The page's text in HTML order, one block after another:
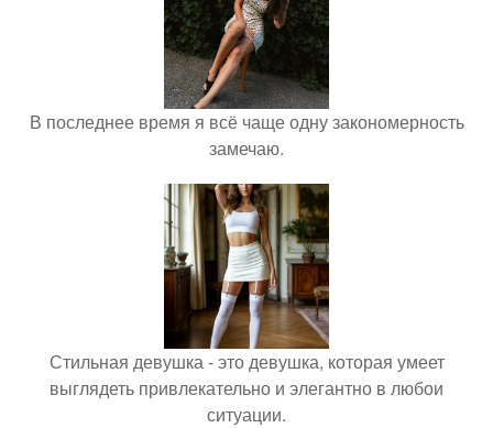
В последнее время я всё чаще одну закономерность
замечаю.
Стильная девушка - это девушка, которая умеет
выглядеть привлекательно и элегантно в любои
ситуации.